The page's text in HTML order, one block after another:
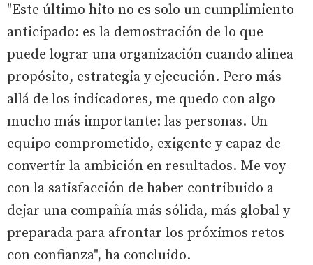
"Este último hito no es solo un cumplimiento
anticipado: es la demostración de lo que
puede lograr una organización cuando alinea
propósito, estrategia y ejecución. Pero más
allá de los indicadores, me quedo con algo
mucho más importante: las personas. Un
equipo comprometido, exigente y capaz de
convertir la ambición en resultados. Me voy
con la satisfacción de haber contribuido a
dejar una compañía más sólida, más global y
preparada para afrontar los próximos retos
con confianza", ha concluido.